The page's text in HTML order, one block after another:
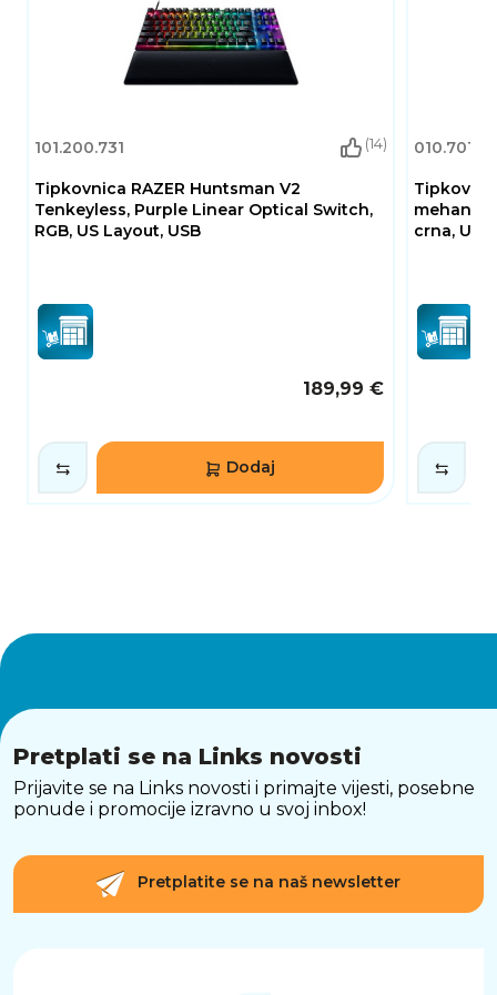
101.200.731 (14)
Tipkovnica RAZER Huntsman V2
Tenkeyless, Purple Linear Optical Switch,
RGB, US Layout, USB
189,99 €
Dodaj
010.701.111
crna, USB
Pretplati se na Links novosti
Prijavite se na Links novosti i primajte vijesti, posebne
ponude i promocije izravno u svoj inbox!
Pretplatite se na naš newsletter